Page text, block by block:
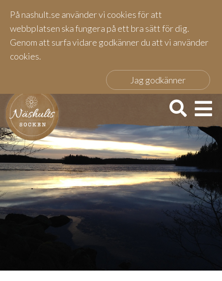
På nashult.se använder vi cookies för att
webbplatsen ska fungera på ett bra sätt för dig.
Genom att surfa vidare godkänner du att vi använder
cookies.
Jag godkänner